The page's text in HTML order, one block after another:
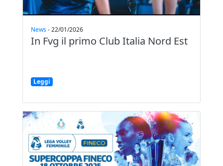
News-22/01/2026
In Fvg il primo Club Italia Nord Est
Leggi